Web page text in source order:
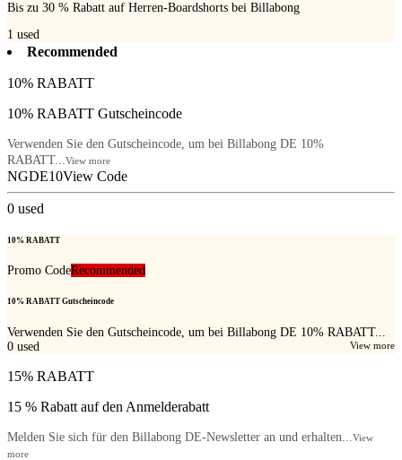
Bis zu 30 % Rabatt auf Herren-Boardshorts bei Billabong
1 used
Recommended
10% RABATT
10% RABATT Gutscheincode
Verwenden Sie den Gutscheincode, um bei Billabong DE 10%
RABATT...
View more
NGDE10View Code
0 used
10% RABATT
Promo CodeRecommended
10% RABATT Gutscheincode
Verwenden Sie den Gutscheincode, um bei Billabong DE 10% RABATT...
View more
0 used
15% RABATT
15 % Rabatt auf den Anmelderabatt
Melden Sie sich für den Billabong DE-Newsletter an und erhalten...
View
more